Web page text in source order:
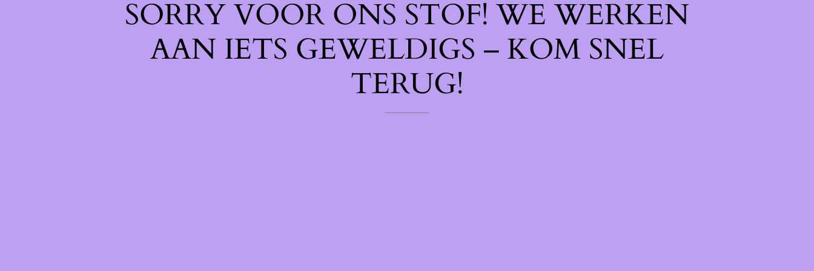
SORRY VOOR ONS STOF! WE WERKEN
AAN IETS GEWELDIGS – KOM SNEL
TERUG!